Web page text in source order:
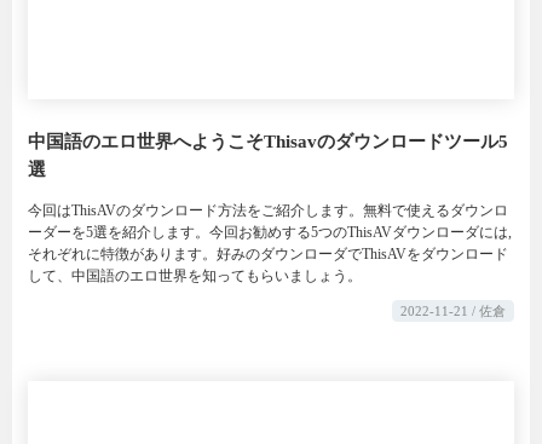
中国語のエロ世界へようこそThisavのダウンロードツール5
選
今回はThisAVのダウンロード方法をご紹介します。無料で使えるダウンロ
ーダーを5選を紹介します。今回お勧めする5つのThisAVダウンローダには,
それぞれに特徴があります。好みのダウンローダでThisAVをダウンロード
して、中国語のエロ世界を知ってもらいましょう。
2022-11-21 / 佐倉